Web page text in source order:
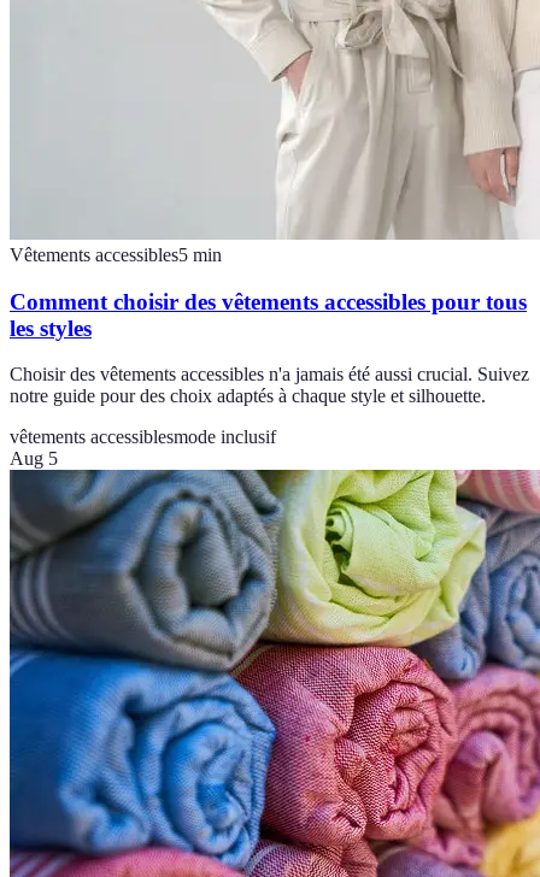
Vêtements accessibles5 min
Comment choisir des vêtements accessibles pour tous
les styles
Choisir des vêtements accessibles n'a jamais été aussi crucial. Suivez
notre guide pour des choix adaptés à chaque style et silhouette.
vêtements accessiblesmode inclusif
Aug 5